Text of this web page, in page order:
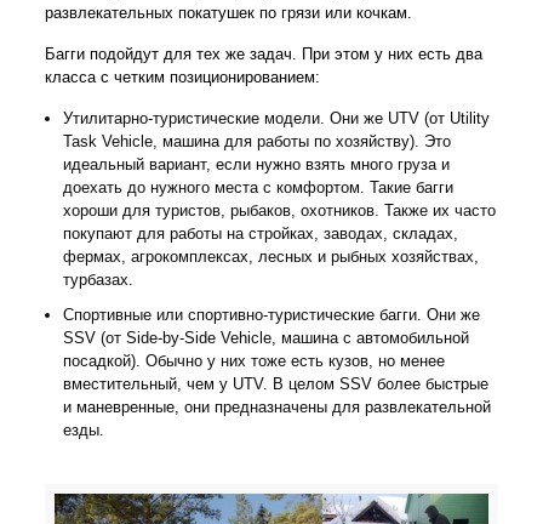
развлекательных покатушек по грязи или кочкам.
Багги подойдут для тех же задач. При этом у них есть два
класса с четким позиционированием:
Утилитарно-туристические модели. Они же UTV (от Utility
Task Vehicle, машина для работы по хозяйству). Это
идеальный вариант, если нужно взять много груза и
доехать до нужного места с комфортом. Такие багги
хороши для туристов, рыбаков, охотников. Также их часто
покупают для работы на стройках, заводах, складах,
фермах, агрокомплексах, лесных и рыбных хозяйствах,
турбазах.
Спортивные или спортивно-туристические багги. Они же
SSV (от Side-by-Side Vehicle, машина с автомобильной
посадкой). Обычно у них тоже есть кузов, но менее
вместительный, чем у UTV. В целом SSV более быстрые
и маневренные, они предназначены для развлекательной
езды.